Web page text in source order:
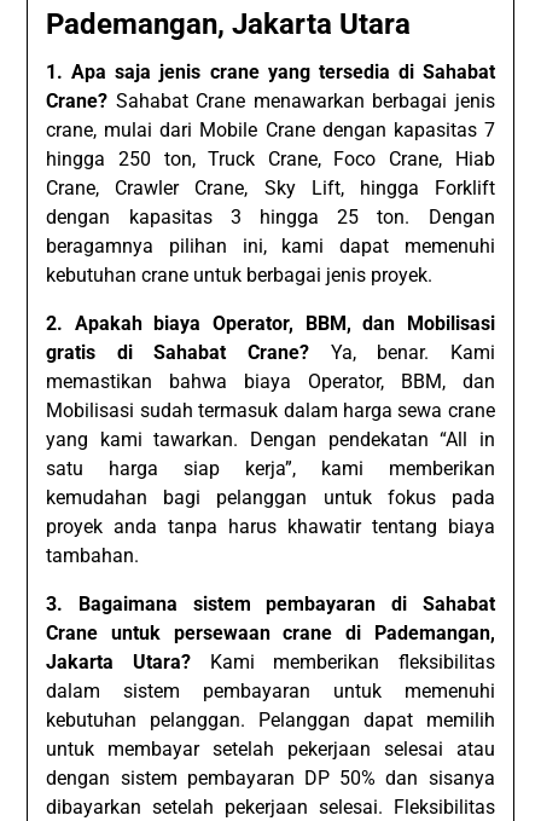
Pademangan, Jakarta Utara
1. Apa saja jenis crane yang tersedia di Sahabat
Crane? Sahabat Crane menawarkan berbagai jenis
crane, mulai dari Mobile Crane dengan kapasitas 7
hingga 250 ton, Truck Crane, Foco Crane, Hiab
Crane, Crawler Crane, Sky Lift, hingga Forklift
dengan kapasitas 3 hingga 25 ton. Dengan
beragamnya pilihan ini, kami dapat memenuhi
kebutuhan crane untuk berbagai jenis proyek.
2. Apakah biaya Operator, BBM, dan Mobilisasi
gratis di Sahabat Crane? Ya, benar. Kami
memastikan bahwa biaya Operator, BBM, dan
Mobilisasi sudah termasuk dalam harga sewa crane
yang kami tawarkan. Dengan pendekatan “All in
satu harga siap kerja”, kami memberikan
kemudahan bagi pelanggan untuk fokus pada
proyek anda tanpa harus khawatir tentang biaya
tambahan.
3. Bagaimana sistem pembayaran di Sahabat
Crane untuk persewaan crane di Pademangan,
Jakarta Utara?Kami memberikan fleksibilitas
dalam sistem pembayaran untuk memenuhi
kebutuhan pelanggan. Pelanggan dapat memilih
untuk membayar setelah pekerjaan selesai atau
dengan sistem pembayaran DP 50% dan sisanya
dibayarkan setelah pekerjaan selesai. Fleksibilitas